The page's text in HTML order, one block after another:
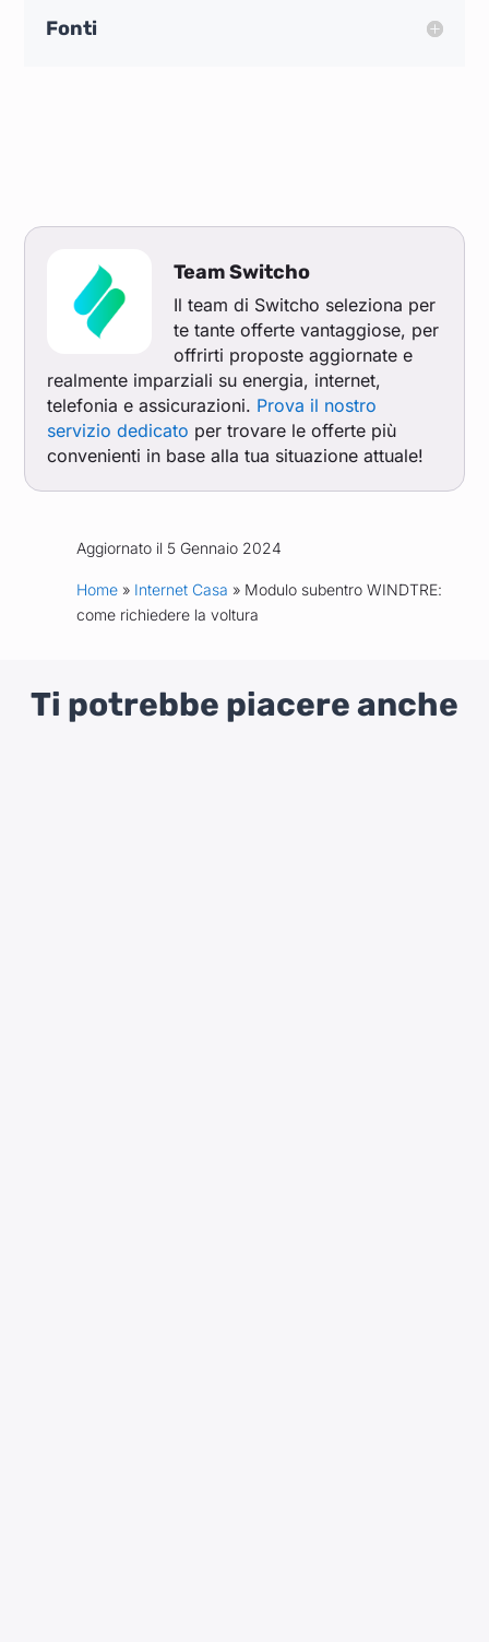
Fonti
Team Switcho
Il team di Switcho seleziona per
te tante offerte vantaggiose, per
offrirti proposte aggiornate e
realmente imparziali su energia, internet,
telefonia e assicurazioni. Prova il nostro
servizio dedicato per trovare le offerte più
convenienti in base alla tua situazione attuale!
Aggiornato il 5 Gennaio 2024
Home» Internet Casa » Modulo subentro WINDTRE:
come richiedere la voltura
Ti potrebbe piacere anche